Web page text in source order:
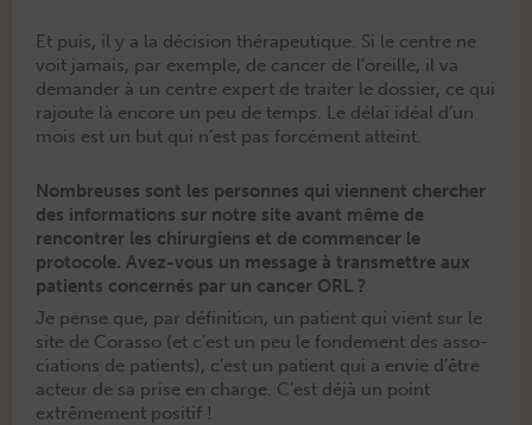
Et puis, il y a la déci­sion thérapeu­tique. Si le cen­tre ne
voit jamais, par exem­ple, de can­cer de l’oreille, il va
deman­der à un cen­tre expert de traiter le dossier, ce qui
rajoute là encore un peu de temps. Le délai idéal d’un
mois est un but qui n’est pas for­cé­ment atteint.
Nombreuses sont les personnes qui viennent chercher
des informations sur notre site avant même de
rencontrer les chirurgiens et de commencer le
protocole. Avez-vous un message à transmettre aux
patients concernés par un cancer ORL ?
Je pense que, par déf­i­ni­tion, un patient qui vient sur le
site de Coras­so (et c’est un peu le fonde­ment des asso­
ci­a­tions de patients), c’est un patient qui a envie d’être
acteur de sa prise en charge. C’est déjà un point
extrême­ment positif !